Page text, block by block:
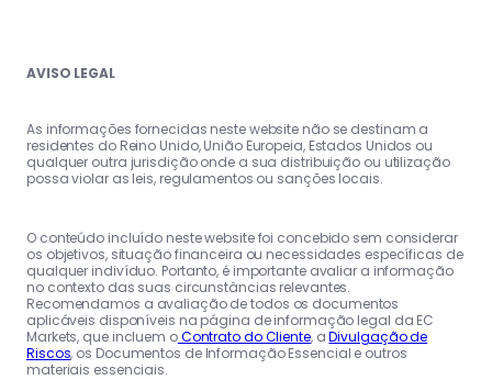
AVISO LEGAL
As informações fornecidas neste website não se destinam a
residentes do Reino Unido, União Europeia, Estados Unidos ou
qualquer outra jurisdição onde a sua distribuição ou utilização
possa violar as leis, regulamentos ou sanções locais.
O conteúdo incluído neste website foi concebido sem considerar
os objetivos, situação financeira ou necessidades específicas de
qualquer indivíduo. Portanto, é importante avaliar a informação
no contexto das suas circunstâncias relevantes.
Recomendamos a avaliação de todos os documentos
aplicáveis disponíveis na página de informação legal da EC
Markets, que incluem oContrato do Cliente, aDivulgação de
Riscos, os Documentos de Informação Essencial e outros
materiais essenciais.